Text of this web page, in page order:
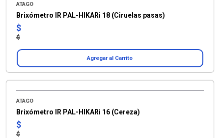
ATAGO
Brixómetro IR PAL-HIKARi 18 (Ciruelas pasas)
$
$
Agregar al Carrito
ATAGO
Brixómetro IR PAL-HIKARi 16 (Cereza)
$
$